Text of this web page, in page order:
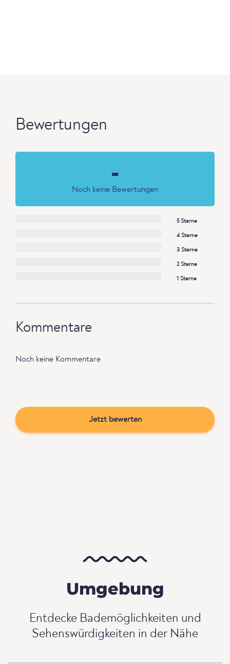
Bewertungen
-
Noch keine Bewertungen
5 Sterne
4 Sterne
3 Sterne
2 Sterne
1 Sterne
Kommentare
Noch keine Kommentare
Jetzt bewerten
Umgebung
Entdecke Bademöglichkeiten und
Sehenswürdigkeiten in der Nähe